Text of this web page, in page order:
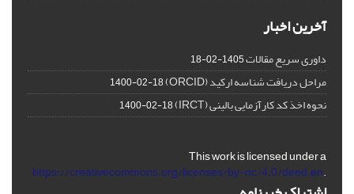
آخرین اخبار
داوری سریع مقالات1405-02-18
مراحل دریافت شناسه ارکید (ORCID) 1400-02-18
نحوه اخذ کد کارآزمایی بالینی (IRCT) 1400-02-18
This work is licensed under a
https://creativecommons.org/licenses/by-nc/4.0/deed.en.